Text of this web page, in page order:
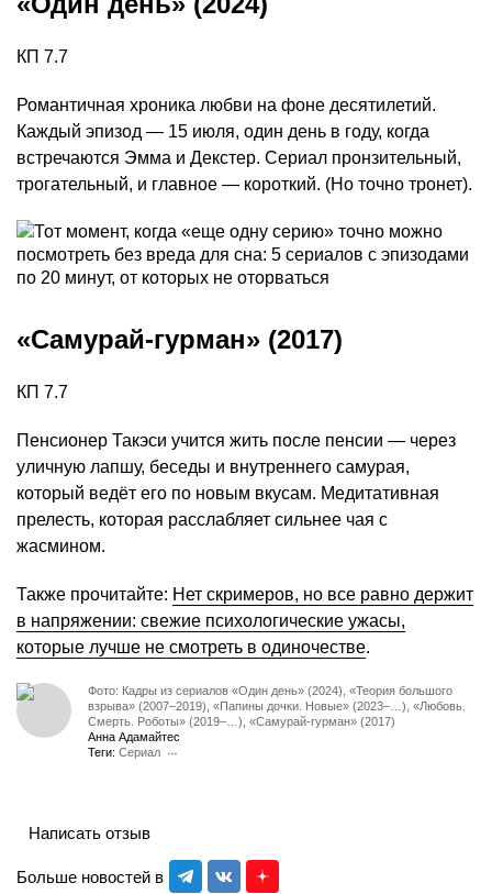
КП 7.7
Романтичная хроника любви на фоне десятилетий.
Каждый эпизод — 15 июля, один день в году, когда
встречаются Эмма и Декстер. Сериал пронзительный,
трогательный, и главное — короткий. (Но точно тронет).
«Самурай-гурман» (2017)
КП 7.7
Пенсионер Такэси учится жить после пенсии — через
уличную лапшу, беседы и внутреннего самурая,
который ведёт его по новым вкусам. Медитативная
прелесть, которая расслабляет сильнее чая с
жасмином.
Также прочитайте: Нет скримеров, но все равно держит
в напряжении: свежие психологические ужасы,
которые лучше не смотреть в одиночестве.
Фото: Кадры из сериалов «Один день» (2024), «Теория большого
взрыва» (2007–2019), «Папины дочки. Новые» (2023–…), «Любовь.
Смерть. Роботы» (2019–…), «Самурай-гурман» (2017)
Анна Адамайтес
Теги: Сериал
Больше новостей в
Написать отзыв